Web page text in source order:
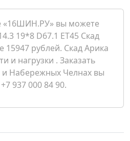
«16ШИН.РУ» вы можете
19*8 D67.1 ET45 Скад
15947 рублей. Скад Арика
и нагрузки . Заказать
и Набережных Челнах вы
937 000 84 90.